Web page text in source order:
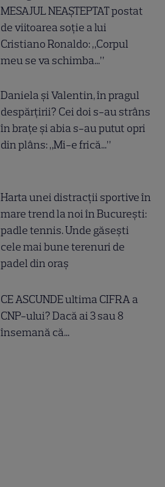
MESAJUL NEAȘTEPTAT postat
de viitoarea soție a lui
Cristiano Ronaldo: „Corpul
meu se va schimba...”
Daniela și Valentin, în pragul
despărțirii? Cei doi s-au strâns
în brațe și abia s-au putut opri
din plâns: „Mi-e frică...”
Harta unei distracții sportive în
mare trend la noi în București:
padle tennis. Unde găsești
cele mai bune terenuri de
padel din oraș
CE ASCUNDE ultima CIFRA a
CNP-ului? Dacă ai 3 sau 8
însemană că...